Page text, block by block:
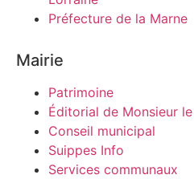
Préfecture de la Marne
Mairie
Patrimoine
Éditorial de Monsieur
Conseil municipal
Suippes Info
Services communaux